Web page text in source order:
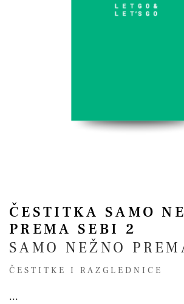
ČESTITKA SAMO
PREMA SEBI 2
SAMO NEŽNO
ČESTITKE I RAZGLEDNICE
...